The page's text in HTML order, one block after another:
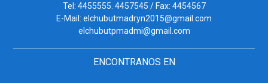
Tel: 4455555. 4457545 / Fax: 4454567
E-Mail: elchubutmadryn2015@gmail.com
elchubutpmadmi@gmail.com
ENCONTRANOS EN